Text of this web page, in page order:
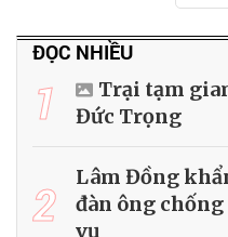
ĐỌC NHIỀU
1
Trại tạm
Đức Trọng
2
Lâm Đồng
đàn ông
vụ